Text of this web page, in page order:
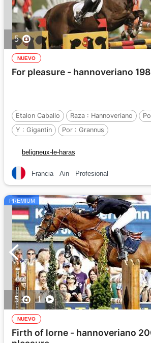
5
NUEVO
For pleasure - hannoveriano
Etalon Caballo Raza : Hannoveriano
Y : Gigantin Por : Grannus
beligneux-le-haras
Francia Ain Profesional
PREMIUM
5 1
NUEVO
Firth of lorne - hannoveriano